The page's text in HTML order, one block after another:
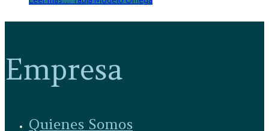
Empresa
Quienes Somos